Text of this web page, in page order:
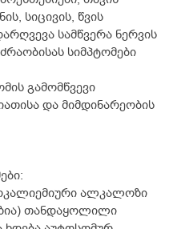
სიცივის, წვის
სამწვერა ნერვის
სიმპტომები
გამომწვევი
და მიმდინარეობის
ალკალოზი
თანდაყოლილი